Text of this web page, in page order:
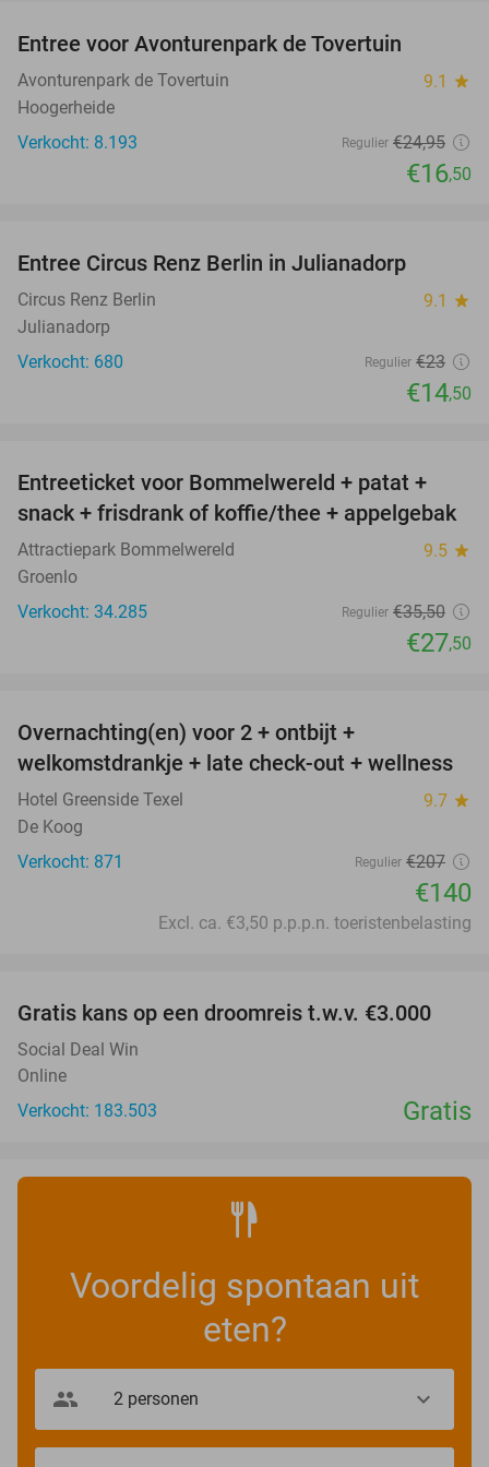
TODAY
Entree voor Avonturenpark de Tovertuin
Avonturenpark de Tovertuin 9.1 star
Hoogerheide
Verkocht: 8.193
Regulier €24,95
€16,50
Entree Circus Renz Berlin in Julianadorp
Circus Renz Berlin 9.1 star
Julianadorp
Verkocht: 680
Regulier €23
€14,50
23%
Entreeticket voor Bommelwereld + patat +
snack + frisdrank of koffie/thee + appelgebak
Attractiepark Bommelwereld 9.5 star
Groenlo
Verkocht: 34.285
Regulier €35,50
€27,50
Overnachting(en) voor 2 + ontbijt +
welkomstdrankje + late check-out + wellness
Hotel Greenside Texel 9.7 star
De Koog
Verkocht: 871
Regulier €207
€140
Excl. ca. €3,50 p.p.p.n. toeristenbelasting
Gratis kans op een droomreis t.w.v. €3.000
Social Deal Win
Online
Verkocht: 183.503
Gratis
Voordelig spontaan uit
eten?